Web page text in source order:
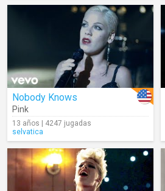
Nobody Knows
Pink
13 años | 4247 jugadas
selvatica